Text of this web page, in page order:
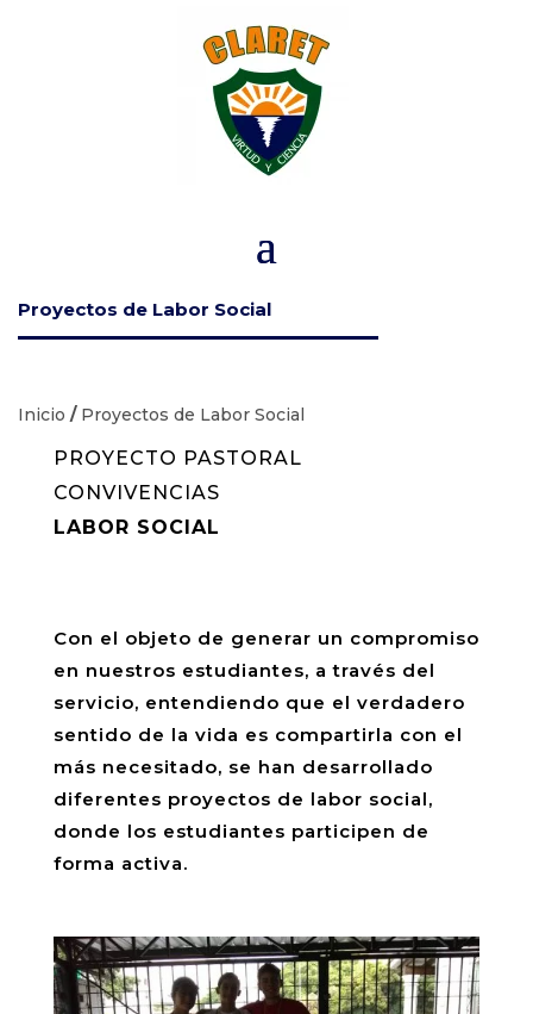
Proyectos de Labor Social
Inicio /Proyectos de Labor Social
PROYECTO PASTORAL
CONVIVENCIAS
LABOR SOCIAL
Con el objeto de generar un compromiso
en nuestros estudiantes, a través del
servicio, entendiendo que el verdadero
sentido de la vida es compartirla con el
más necesitado, se han desarrollado
diferentes proyectos de labor social,
donde los estudiantes participen de
forma activa.